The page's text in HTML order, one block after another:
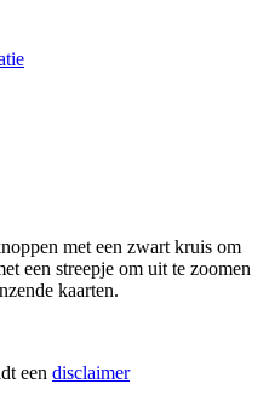
met een zwart kruis om
een streepje om uit te zoomen
kaarten.
een disclaimer